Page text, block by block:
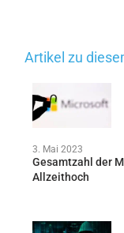
Artikel zu
3. Mai 2023
Gesamtzahl der
Allzeithoch